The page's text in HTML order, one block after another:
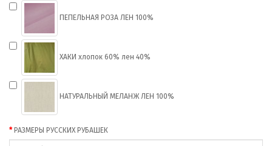
ПЕПЕЛЬНАЯ РОЗА ЛЕН 100%
ХАКИ хлопок 60% лен 40%
НАТУРАЛЬНЫЙ МЕЛАНЖ ЛЕН 100%
РАЗМЕРЫ РУССКИХ РУБАШЕК